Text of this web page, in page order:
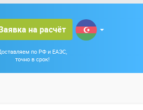
на расчёт
по РФ и ЕАЭС,
точно в срок!